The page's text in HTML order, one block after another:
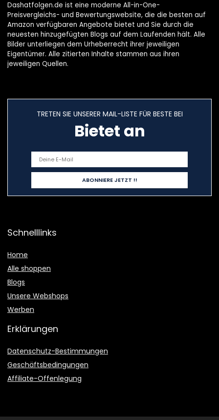
Dashatfolgen.de ist eine moderne All-in-One-
Preisvergleichs- und Bewertungswebsite, die die besten auf
Amazon verfügbaren Angebote bietet und Sie durch die
neuesten hinzugefügten Blogs auf dem Laufenden hält. Alle
Bilder unterliegen dem Urheberrecht ihrer jeweiligen
Eigentümer. Alle zitierten Inhalte stammen aus ihren
jeweiligen Quellen.
TRETEN SIE UNSERER MAIL-LISTE FÜR BESTE BEI
Bietet an
Schnelllinks
Home
Alle shoppen
Blogs
Unsere Webshops
Werben
Erklärungen
Datenschutz-Bestimmungen
Geschäftsbedingungen
Affiliate-Offenlegung